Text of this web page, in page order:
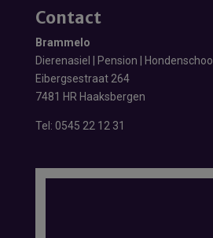
Contact
Brammelo
Dierenasiel | Pension | Hondenschool
Eibergsestraat 264
7481 HR Haaksbergen
Tel: 0545 22 12 31